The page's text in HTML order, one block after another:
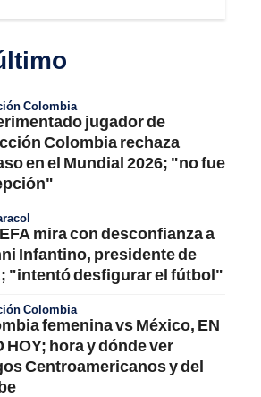
Colombia
jugador de
Colombia rechaza
en el Mundial 2026; "no fue
mira con desconfianza a
Infantino, presidente de
"intentó desfigurar el fútbol"
Colombia
femenina vs México, EN
HOY; hora y dónde ver
Centroamericanos y del